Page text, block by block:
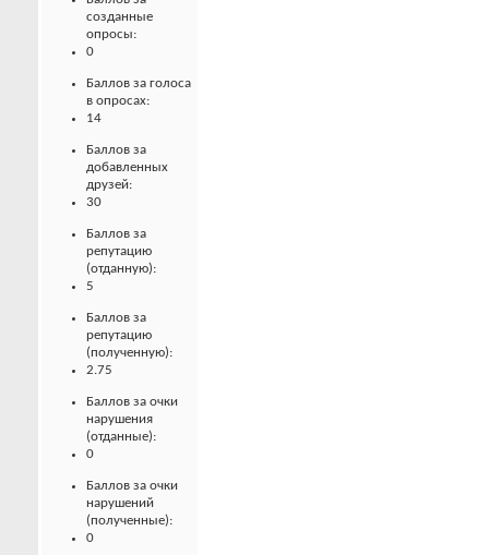
созданные
опросы:
0
Баллов за голоса
в опросах:
14
Баллов за
добавленных
друзей:
30
Баллов за
репутацию
(отданную):
5
Баллов за
репутацию
(полученную):
2.75
Баллов за очки
нарушения
(отданные):
0
Баллов за очки
нарушений
(полученные):
0